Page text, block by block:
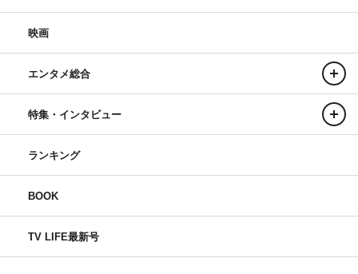
映画
エンタメ総合
特集・インタビュー
ランキング
BOOK
TV LIFE最新号